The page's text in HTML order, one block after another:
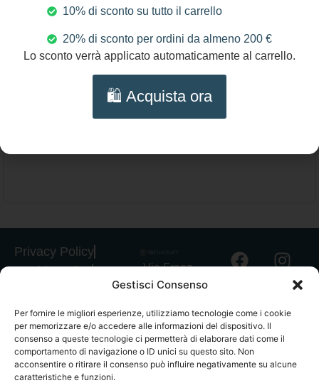
Gestisci Consenso
Per fornire le migliori esperienze, utilizziamo tecnologie come i cookie
per memorizzare e/o accedere alle informazioni del dispositivo. Il
consenso a queste tecnologie ci permetterà di elaborare dati come il
comportamento di navigazione o ID unici su questo sito. Non
acconsentire o ritirare il consenso può influire negativamente su alcune
caratteristiche e funzioni.
75,00€
Collana siciliana con Onice, collana
annodata a mano, Cavalluccio marino di
ceramica di Caltagirone.
Aggiungi al carrello
Privacy Policy
Cookie Policy
Spedizioni
Informativa
GPSR
Termini e
Via Franz
Fischietti, 15
Palermo
+39
3939546162
info@sikeliac
10% di sconto su tutto il carrello
20% di sconto per ordini da almeno 200 €
Lo sconto verrà applicato automaticamente al carrello.
🛍️ Acquista ora